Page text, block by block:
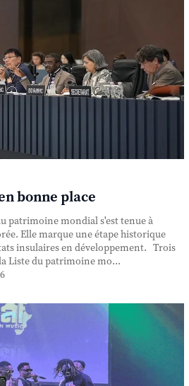
bonne place
patrimoine mondial s'est tenue à
Elle marque une étape historique
insulaires en développement. Trois
Liste du patrimoine mo...